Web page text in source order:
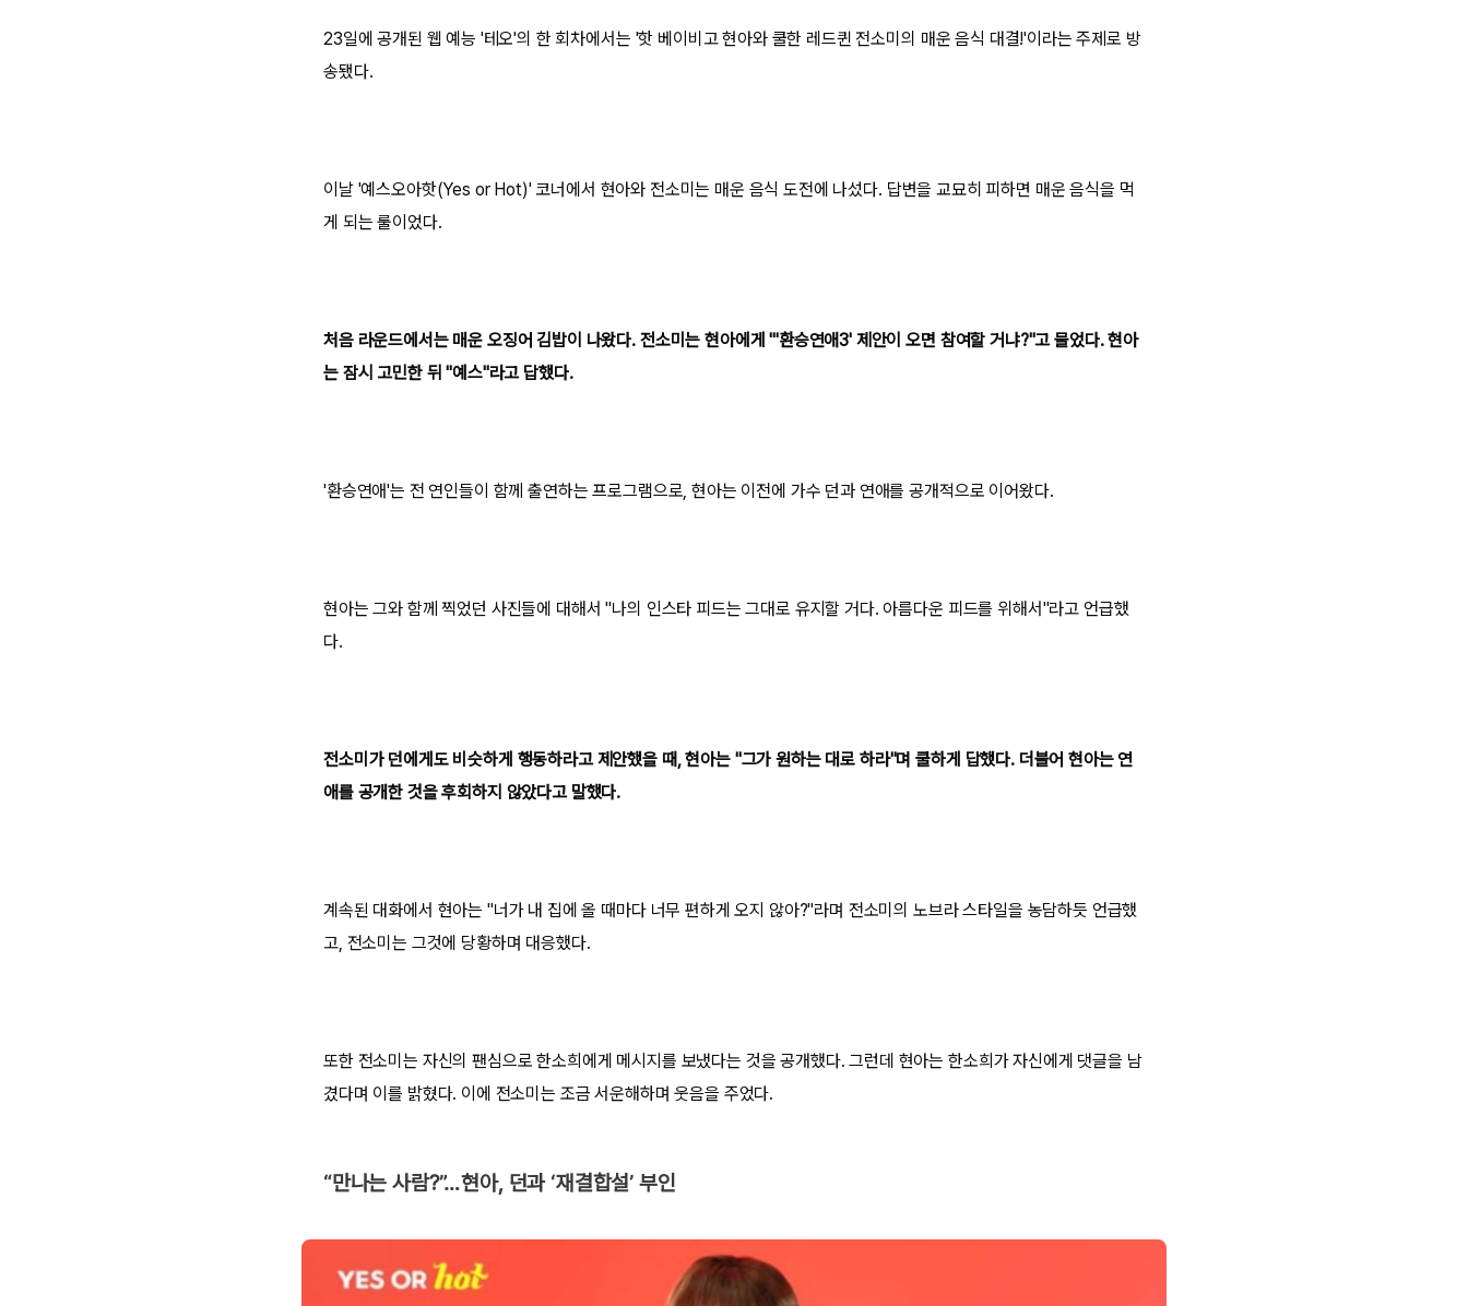
23일에 공개된 웹 예능 '테오'의 한 회차에서는 '핫 베이비고 현아와 쿨한 레드퀸 전소미의 매운 음식 대결!'이라는 주제로 방
송됐다.
이날 '예스오아핫(Yes or Hot)' 코너에서 현아와 전소미는 매운 음식 도전에 나섰다. 답변을 교묘히 피하면 매운 음식을 먹
게 되는 룰이었다.
처음 라운드에서는 매운 오징어 김밥이 나왔다. 전소미는 현아에게 "'환승연애3' 제안이 오면 참여할 거냐?"고 물었다. 현아
는 잠시 고민한 뒤 "예스"라고 답했다.
'환승연애'는 전 연인들이 함께 출연하는 프로그램으로, 현아는 이전에 가수 던과 연애를 공개적으로 이어왔다.
현아는 그와 함께 찍었던 사진들에 대해서 "나의 인스타 피드는 그대로 유지할 거다. 아름다운 피드를 위해서"라고 언급했
다.
전소미가 던에게도 비슷하게 행동하라고 제안했을 때, 현아는 "그가 원하는 대로 하라"며 쿨하게 답했다. 더불어 현아는 연
애를 공개한 것을 후회하지 않았다고 말했다.
계속된 대화에서 현아는 "너가 내 집에 올 때마다 너무 편하게 오지 않아?"라며 전소미의 노브라 스타일을 농담하듯 언급했
고, 전소미는 그것에 당황하며 대응했다.
또한 전소미는 자신의 팬심으로 한소희에게 메시지를 보냈다는 것을 공개했다. 그런데 현아는 한소희가 자신에게 댓글을 남
겼다며 이를 밝혔다. 이에 전소미는 조금 서운해하며 웃음을 주었다.
“만나는 사람?”…현아, 던과 ‘재결합설’ 부인